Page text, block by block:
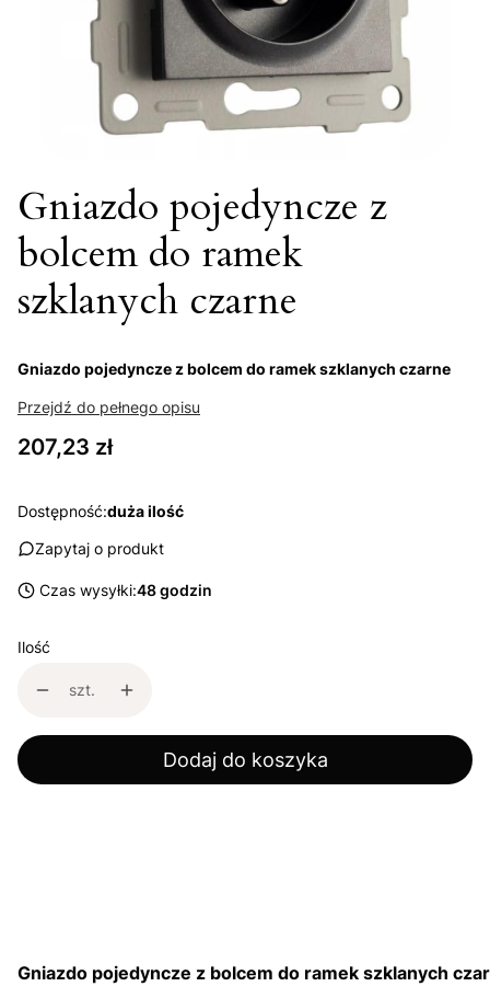
Gniazdo pojedyncze z
bolcem do ramek
szklanych czarne
Gniazdo pojedyncze z bolcem do ramek szklanych czarne
Przejdź do pełnego opisu
Cena
207,23 zł
Dostępność:duża ilość
Zapytaj o produkt
Czas wysyłki:48 godzin
Ilość
szt.
Dodaj do koszyka
Gniazdo pojedyncze z bolcem do ramek szklanych